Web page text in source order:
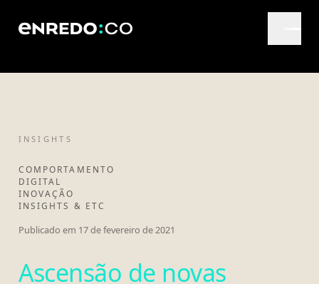
INSIGHTS
COMPORTAMENTO
DIGITAL
INOVAÇÃO
INSIGHTS & ETC
Publicado em 17 de fevereiro de 2021
Ascensão de novas